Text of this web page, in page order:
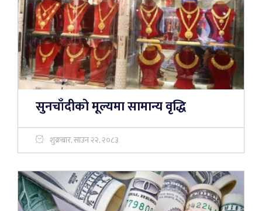
सुनचाँदीको मूल्यमा सामान्य वृद्धि
शुक्रबार, साउन २२, २०८३